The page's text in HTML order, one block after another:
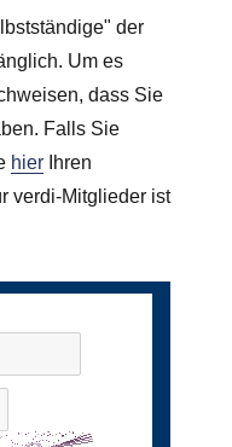
der
Um es
dass Sie
Falls Sie
hier Ihren
verdi-Mitglieder ist